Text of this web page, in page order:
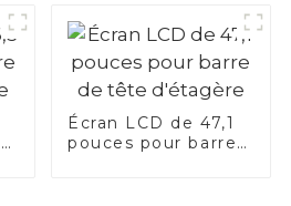
Écran LCD de 47,1
pouces pour barre